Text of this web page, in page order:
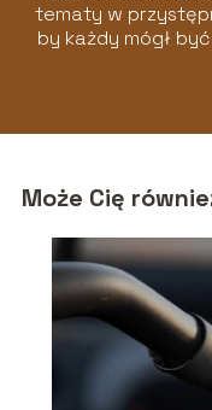
tematy w
by każdy mógł
Może Cię